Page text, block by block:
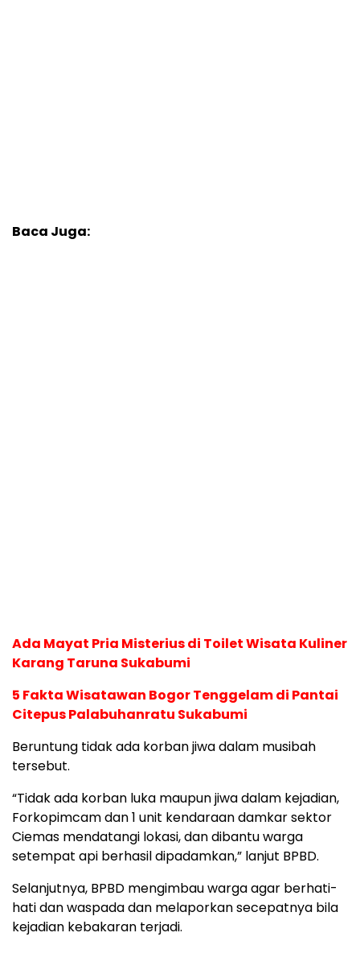
Baca Juga:
Ada Mayat Pria Misterius di Toilet Wisata Kuliner
Karang Taruna Sukabumi
5 Fakta Wisatawan Bogor Tenggelam di Pantai
Citepus Palabuhanratu Sukabumi
Beruntung tidak ada korban jiwa dalam musibah
tersebut.
“Tidak ada korban luka maupun jiwa dalam kejadian,
Forkopimcam dan 1 unit kendaraan damkar sektor
Ciemas mendatangi lokasi, dan dibantu warga
setempat api berhasil dipadamkan,” lanjut BPBD.
Selanjutnya, BPBD mengimbau warga agar berhati-
hati dan waspada dan melaporkan secepatnya bila
kejadian kebakaran terjadi.